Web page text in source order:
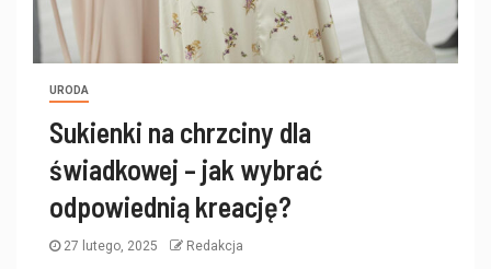
URODA
Sukienki na chrzciny dla
świadkowej – jak wybrać
odpowiednią kreację?
27 lutego, 2025 Redakcja